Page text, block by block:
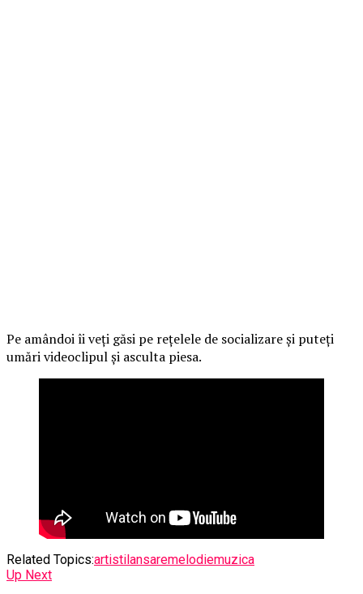
Pe amândoi îi veți găsi pe rețelele de socializare și puteți
umări videoclipul și asculta piesa.
Related Topics:artistilansaremelodiemuzica
Up Next